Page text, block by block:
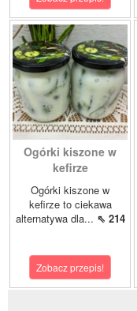
Ogórki kiszone w
kefirze
Ogórki kiszone w
kefirze to ciekawa
alternatywa dla... ⇖ 214
Zobacz przepis!